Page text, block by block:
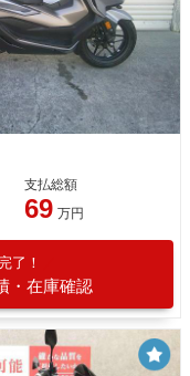
支払総額
69 万円
了！
・在庫確認